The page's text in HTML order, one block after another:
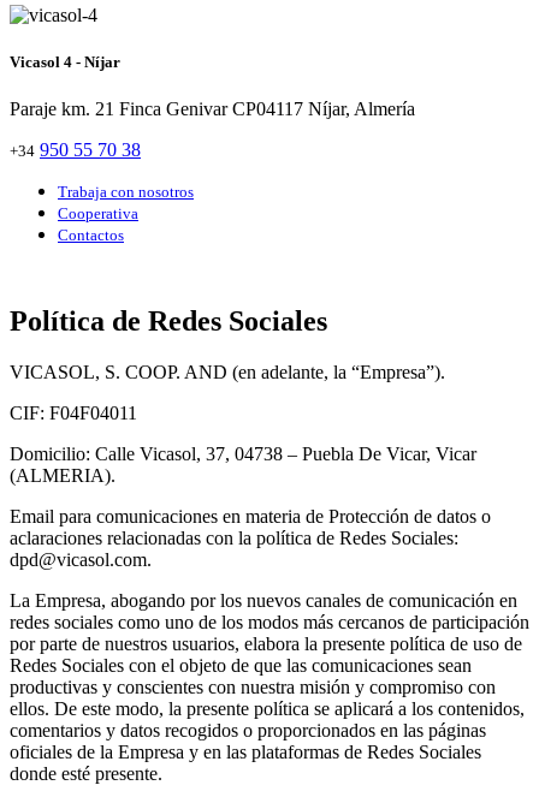
Vicasol 4 - Níjar
Paraje km. 21 Finca Genivar CP04117 Níjar, Almería
+34 950 55 70 38
Trabaja con nosotros
Cooperativa
Contactos
Política de Redes Sociales
VICASOL, S. COOP. AND (en adelante, la “Empresa”).
CIF: F04F04011
Domicilio: Calle Vicasol, 37, 04738 – Puebla De Vicar, Vicar
(ALMERIA).
Email para comunicaciones en materia de Protección de datos o
aclaraciones relacionadas con la política de Redes Sociales:
dpd@vicasol.com.
La Empresa, abogando por los nuevos canales de comunicación en
redes sociales como uno de los modos más cercanos de participación
por parte de nuestros usuarios, elabora la presente política de uso de
Redes Sociales con el objeto de que las comunicaciones sean
productivas y conscientes con nuestra misión y compromiso con
ellos. De este modo, la presente política se aplicará a los contenidos,
comentarios y datos recogidos o proporcionados en las páginas
oficiales de la Empresa y en las plataformas de Redes Sociales
donde esté presente.